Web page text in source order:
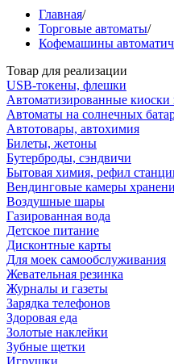
Главная/
Торговые автоматы/
Кофемашины
Товар для реализации
USB-токены, флешки
Автоматизированные
Автоматы на солнечных
Автотовары, автохимия
Билеты, жетоны
Бутерброды, сэндвичи
Бытовая химия, рефил
Вендинговые камеры
Воздушные шары
Газированная вода
Детское питание
Дисконтные карты
Для моек самообслуживания
Жевательная резинка
Журналы и газеты
Зарядка телефонов
Здоровая еда
Золотые наклейки
Зубные щетки
Игрушки